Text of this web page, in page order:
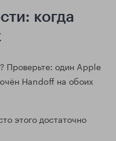
когда
Проверьте: один Apple
Handoff на обоих
этого достаточно